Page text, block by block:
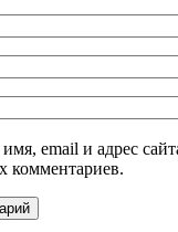
email и адрес
комментариев.